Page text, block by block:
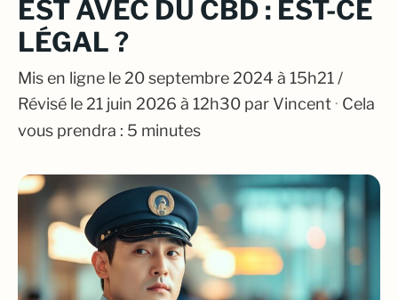
EST AVEC DU CBD : EST-CE
LÉGAL ?
Mis en ligne le 20 septembre 2024 à 15h21 /
Révisé le 21 juin 2026 à 12h30 par Vincent · Cela
vous prendra : 5 minutes